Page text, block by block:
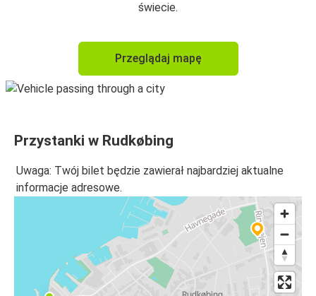
świecie.
Przeglądaj mapę
Przystanki w Rudkøbing
Uwaga: Twój bilet będzie zawierał najbardziej aktualne
informacje adresowe.